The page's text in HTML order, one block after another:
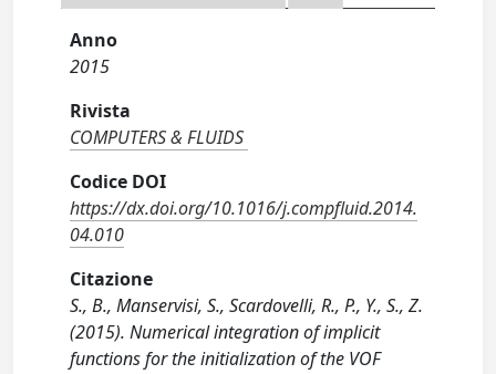
Anno
2015
Rivista
COMPUTERS & FLUIDS
Codice DOI
https://dx.doi.org/10.1016/j.compfluid.2014.
04.010
Citazione
S., B., Manservisi, S., Scardovelli, R., P., Y., S., Z.
(2015). Numerical integration of implicit
functions for the initialization of the VOF